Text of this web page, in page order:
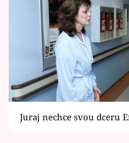
Vztahy
Seriály
Horoskopy
Sledujte prima+
Filmový festival
Juraj nechce svou dceru